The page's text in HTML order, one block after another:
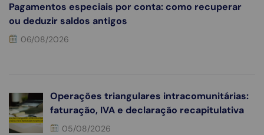
Pagamentos especiais por conta: como recuperar
ou deduzir saldos antigos
06/08/2026
Operações triangulares intracomunitárias:
faturação, IVA e declaração recapitulativa
05/08/2026